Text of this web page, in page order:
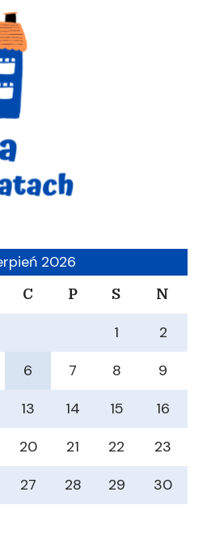
2026
C P S N
1
2
6 7 8
9
13 14 15
16
20 21 22
23
27 28 29
30